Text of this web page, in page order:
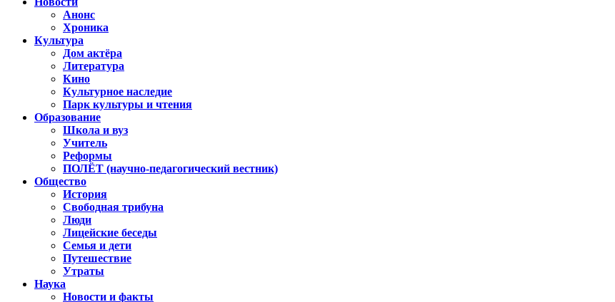
Анонс
Хроника
Культура
Дом актёра
Литература
Кино
Культурное наследие
Парк культуры и чтения
Образование
Школа и вуз
Учитель
Реформы
ПОЛЁТ (научно-педагогический вестник)
Общество
История
Свободная трибуна
Люди
Лицейские беседы
Семья и дети
Путешествие
Утраты
Наука
Новости и факты